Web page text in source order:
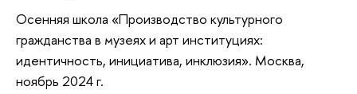
Осенняя школа «Производство культурного
гражданства в музеях и арт институциях:
идентичность, инициатива, инклюзия». Москва,
ноябрь 2024 г.